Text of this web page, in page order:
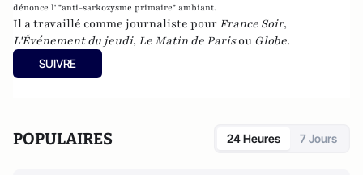
dénonce l' "anti-sarkozysme primaire" ambiant.
Il a travaillé comme journaliste pour France Soir,
L'Événement du jeudi, Le Matin de Parisou Globe.
SUIVRE
POPULAIRES 24 Heures 7 Jours